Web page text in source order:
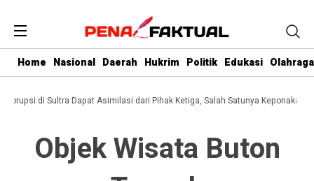
Home Nasional Daerah Hukrim Politik Edukasi Olahraga
Korupsi di Sultra Dapat Asimilasi dari Pihak Ketiga, Salah Satunya Keponakan
Objek Wisata Buton